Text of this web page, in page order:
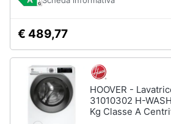
€ 489,77
HOOVER -
31010302 H-
Kg Classe A